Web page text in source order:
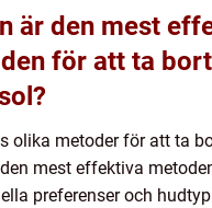
är den mest
för att ta
olika metoder för att ta
mest effektiva
preferenser och